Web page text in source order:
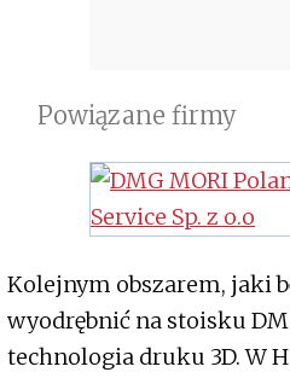
Powiązane firmy
Kolejnym obszarem, jaki
wyodrębnić na stoisku
technologia druku 3D. W